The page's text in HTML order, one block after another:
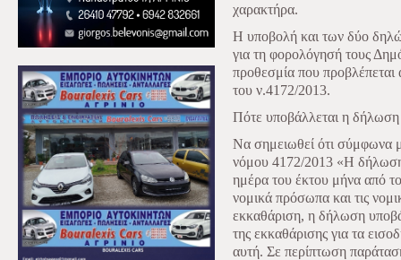
χαρακτήρα.
Η υποβολή και των δύο
για τη φορολόγησή τους
προθεσμία που προβλέπεται
του ν.4172/2013.
Πότε υποβάλλεται η δήλωση
Να σημειωθεί ότι σύμφωνα
νόμου 4172/2013 «Η δήλωση
ημέρα του έκτου μήνα από
νομικά πρόσωπα και τις
εκκαθάριση, η δήλωση
της εκκαθάρισης για τα
αυτή. Σε περίπτωση